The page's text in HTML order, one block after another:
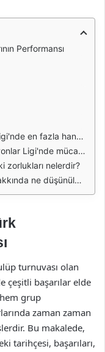
Performansı
başarıyı elde etmiştir?
mücadele etmektedir?
zorlukları nelerdir?
ne düşünülmektedir?
turnuvası olan
çeşitli başarılar elde
grup
zaman zaman
Bu makalede,
tarihçesi, başarıları,